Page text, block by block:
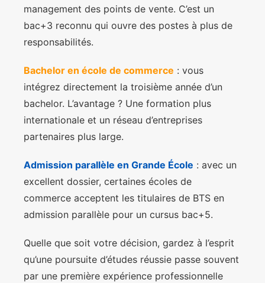
management des points de vente. C’est un
bac+3 reconnu qui ouvre des postes à plus de
responsabilités.
Bachelor en école de commerce : vous
intégrez directement la troisième année d’un
bachelor. L’avantage ? Une formation plus
internationale et un réseau d’entreprises
partenaires plus large.
Admission parallèle en Grande École : avec un
excellent dossier, certaines écoles de
commerce acceptent les titulaires de BTS en
admission parallèle pour un cursus bac+5.
Quelle que soit votre décision, gardez à l’esprit
qu’une poursuite d’études réussie passe souvent
par une première expérience professionnelle